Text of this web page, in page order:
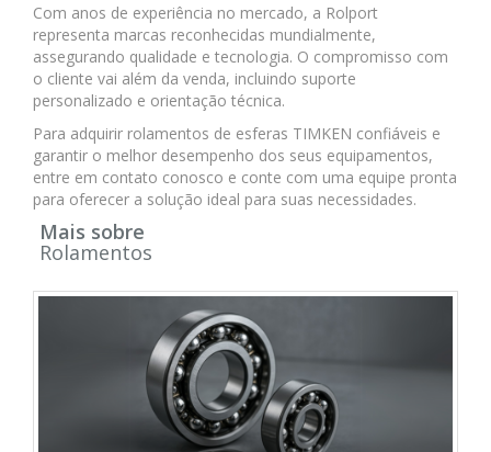
Com anos de experiência no mercado, a Rolport
representa marcas reconhecidas mundialmente,
assegurando qualidade e tecnologia. O compromisso com
o cliente vai além da venda, incluindo suporte
personalizado e orientação técnica.
Para adquirir rolamentos de esferas TIMKEN confiáveis e
garantir o melhor desempenho dos seus equipamentos,
entre em contato conosco e conte com uma equipe pronta
para oferecer a solução ideal para suas necessidades.
Mais sobre
Rolamentos